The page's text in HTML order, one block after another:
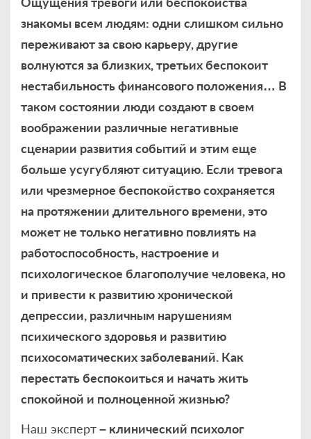
знакомы всем людям: одни слишком сильно
переживают за свою карьеру, другие
волнуются за близких, третьих беспокоит
нестабильность финансового положения… В
таком состоянии люди создают в своем
воображении различные негативные
сценарии развития событий и этим еще
больше усугубляют ситуацию. Если тревога
или чрезмерное беспокойство сохраняется
на протяжении длительного времени, это
может не только негативно повлиять на
работоспособность, настроение и
психологическое благополучие человека, но
и привести к развитию хронической
депрессии, различным нарушениям
психического здоровья и развитию
психосоматических заболеваний. Как
перестать беспокоиться и начать жить
спокойной и полноценной жизнью?
Наш эксперт– клинический психолог